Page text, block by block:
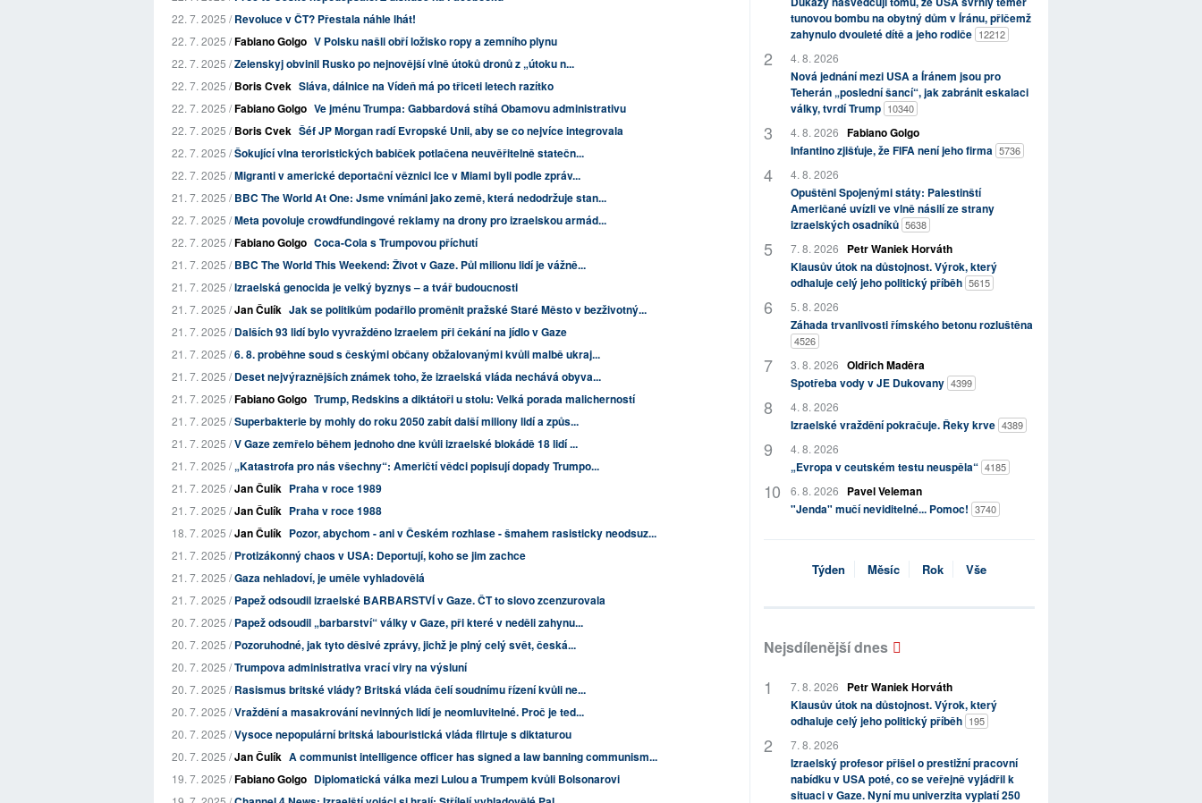
22. 7. 2025 /Revoluce v ČT? Přestala náhle lhát!
22. 7. 2025 /Fabiano Golgo V Polsku našli obří ložisko ropy a zemního plynu
22. 7. 2025 /Zelenskyj obvinil Rusko po nejnovější vlně útoků dronů z „útoku n...
22. 7. 2025 /Boris Cvek Sláva, dálnice na Vídeň má po třiceti letech razítko
22. 7. 2025 /Fabiano Golgo Ve jménu Trumpa: Gabbardová stíhá Obamovu administrativu
22. 7. 2025 /Boris Cvek Šéf JP Morgan radí Evropské Unii, aby se co nejvíce integrovala
22. 7. 2025 /Šokující vlna teroristických babiček potlačena neuvěřitelně statečn...
22. 7. 2025 /Migranti v americké deportační věznici Ice v Miami byli podle zpráv...
21. 7. 2025 /BBC The World At One: Jsme vnímáni jako země, která nedodržuje stan...
22. 7. 2025 /Meta povoluje crowdfundingové reklamy na drony pro izraelskou armád...
22. 7. 2025 /Fabiano Golgo Coca-Cola s Trumpovou příchutí
21. 7. 2025 /BBC The World This Weekend: Život v Gaze. Půl milionu lidí je vážně...
21. 7. 2025 /Izraelská genocida je velký byznys – a tvář budoucnosti
21. 7. 2025 /Jan Čulík Jak se politikům podařilo proměnit pražské Staré Město v bezživotný...
21. 7. 2025 /Dalších 93 lidí bylo vyvražděno Izraelem při čekání na jídlo v Gaze
21. 7. 2025 /6. 8. proběhne soud s českými občany obžalovanými kvůli malbě ukraj...
21. 7. 2025 /Deset nejvýraznějších známek toho, že izraelská vláda nechává obyva...
21. 7. 2025 /Fabiano Golgo Trump, Redskins a diktátoři u stolu: Velká porada malicherností
21. 7. 2025 /Superbakterie by mohly do roku 2050 zabít další miliony lidí a způs...
21. 7. 2025 /V Gaze zemřelo během jednoho dne kvůli izraelské blokádě 18 lidí ...
21. 7. 2025 /„Katastrofa pro nás všechny“: Američtí vědci popisují dopady Trumpo...
21. 7. 2025 /Jan Čulík Praha v roce 1989
21. 7. 2025 /Jan Čulík Praha v roce 1988
18. 7. 2025 /Jan Čulík Pozor, abychom - ani v Českém rozhlase - šmahem rasisticky neodsuz...
21. 7. 2025 /Protizákonný chaos v USA: Deportují, koho se jim zachce
21. 7. 2025 /Gaza nehladoví, je uměle vyhladovělá
21. 7. 2025 /Papež odsoudil izraelské BARBARSTVÍ v Gaze. ČT to slovo zcenzurovala
20. 7. 2025 /Papež odsoudil „barbarství“ války v Gaze, při které v neděli zahynu...
20. 7. 2025 /Pozoruhodné, jak tyto děsivé zprávy, jichž je plný celý svět, česká...
20. 7. 2025 /Trumpova administrativa vrací viry na výsluní
20. 7. 2025 /Rasismus britské vlády? Britská vláda čelí soudnímu řízení kvůli ne...
20. 7. 2025 /Vraždění a masakrování nevinných lidí je neomluvitelné. Proč je ted...
20. 7. 2025 /Vysoce nepopulární britská labouristická vláda flirtuje s diktaturou
20. 7. 2025 /Jan Čulík A communist intelligence officer has signed a law banning communism...
19. 7. 2025 /Fabiano Golgo Diplomatická válka mezi Lulou a Trumpem kvůli Bolsonarovi
tunovou bombu na obytný dům v Íránu, přičemž
zahynulo dvouleté dítě a jeho rodiče 12212
4. 8. 2026
Nová jednání mezi USA a Íránem jsou pro
Teherán „poslední šancí“, jak zabránit eskalaci
války, tvrdí Trump 10340
4. 8. 2026 Fabiano Golgo
Infantino zjišťuje, že FIFA není jeho firma 5736
4. 8. 2026
Opuštěni Spojenými státy: Palestinští
Američané uvízli ve vlně násilí ze strany
izraelských osadníků 5638
7. 8. 2026
Petr Waniek Horváth
Klausův útok na důstojnost. Výrok, který
odhaluje celý jeho politický příběh 5615
5. 8. 2026
Záhada trvanlivosti římského betonu rozluštěna
4526
3. 8. 2026 Oldřich Maděra
Spotřeba vody v JE Dukovany 4399
4. 8. 2026
Izraelské vraždění pokračuje. Řeky krve 4389
4. 8. 2026
„Evropa v ceutském testu neuspěla“ 4185
6. 8. 2026
Pavel Veleman
"Jenda" mučí neviditelné... Pomoc! 3740
Týden Měsíc Rok Vše
Nejsdílenější dnes
7. 8. 2026
Petr Waniek Horváth
Klausův útok na důstojnost. Výrok, který
odhaluje celý jeho politický příběh 195
7. 8. 2026
Izraelský profesor přišel o prestižní pracovní
nabídku v USA poté, co se veřejně vyjádřil k
situaci v Gaze. Nyní mu univerzita vyplatí 250